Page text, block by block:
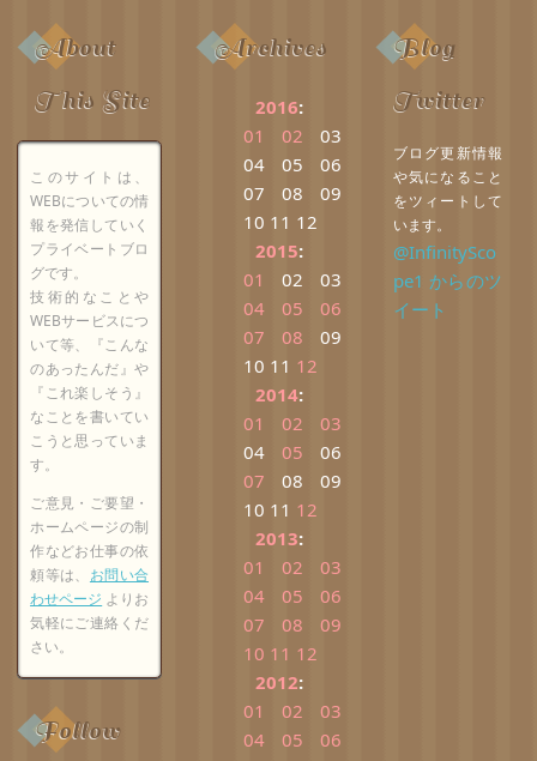
About
This Site
このサイトは、
WEBについての情
報を発信していく
プライベートブロ
グです。
技術的なことや
WEBサービスにつ
いて等、『こんな
のあったんだ』や
『これ楽しそう』
なことを書いてい
こうと思っていま
す。
ご意見・ご要望・
ホームページの制
作などお仕事の依
頼等は、 お問い合
わせページ よりお
気軽にご連絡くだ
さい。
Follow
Archives
2016:
01
02
03
04
05
06
07
08
09
10 11 12
2015:
01
02
03
04
05
06
07
08
09
10 11 12
2014:
01
02
03
04
05
06
07
08
09
10 11 12
2013:
01
02
03
04
05
06
07
08
09
10 11 12
2012:
01
02
03
04
05
06
Blog
Twitter
ブログ更新情報
や気になること
をツィートして
います。
@InfinitySco
pe1 からのツ
イート